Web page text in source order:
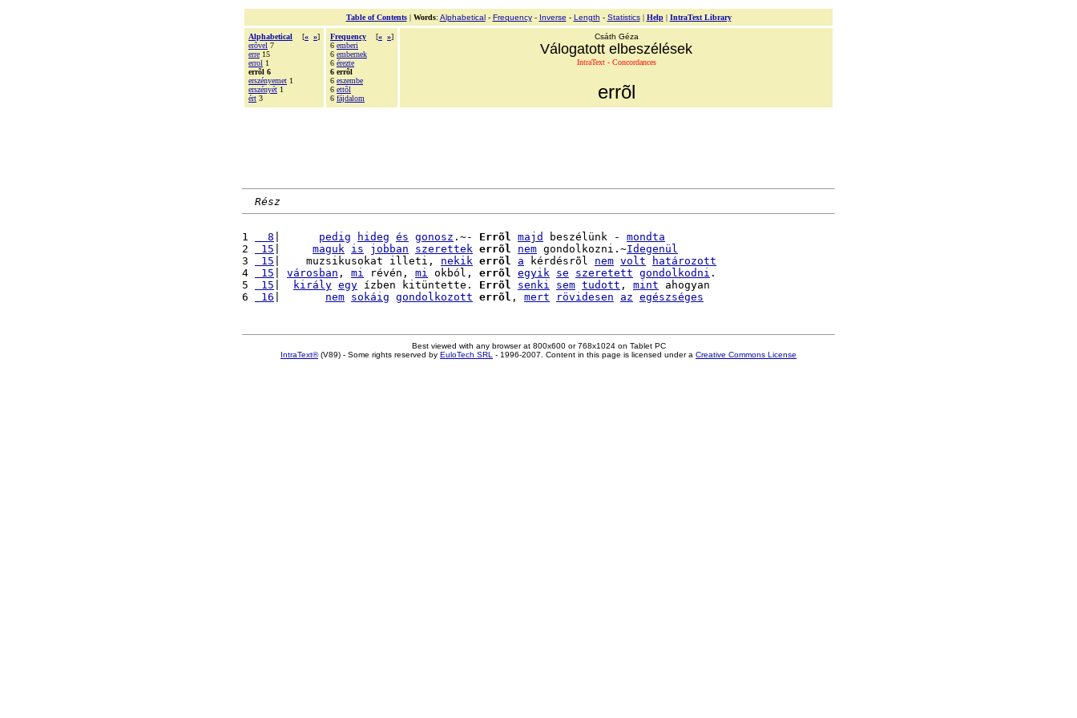
Table of Contents| Words: Alphabetical- Frequency- Inverse - Length - Statistics| Help| IntraText Library
Alphabetical [« »]
erõvel 7
erre 15
errol 1
errõl 6
erszényemet 1
erszényét 1
ért 3
Frequency [« »]
6 emberi
6 embernek
6 érezte
6 errõl
6 eszembe
6 ettõl
6 fájdalom
Csáth Géza
Válogatott elbeszélések
IntraText - Concordances
errõl
Rész
1
  8
pedig hideg és gonosz .~- Errõl majd beszélünk - mondta
2
15 maguk is jobban szerettek errõl nem gondolkozni.~Idegenül
3
15 |    muzsikusokat illeti, nekik errõl a kérdésrõl nem volt
határozott
4
15 városban , mi révén, mi okból, errõl egyik se szeretett gondolkodni .
5
15 király egy ízben kitüntette. Errõl senki sem tudott , mint ahogyan
6
16 nem sokáig gondolkozott errõl , mert rövidesen az egészséges
Best viewed with any browser at 800x600 or 768x1024 on Tablet PC
IntraText®(V89) - Some rights reserved by EuloTech SRL - 1996-2007. Content in this page is licensed under a Creative Commons License